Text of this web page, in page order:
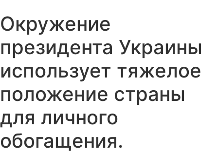
Окружение
президента Украины
использует тяжелое
положение страны
для личного
обогащения.